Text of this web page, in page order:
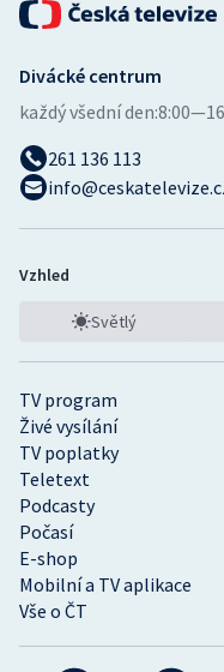
TV program
Živé vysílání
TV poplatky
Teletext
Podcasty
Počasí
E-shop
Mobilní a TV aplikace
Vše o ČT
Divácké centrum
každý všední den:
261 136 113
Vzhled
Světlý